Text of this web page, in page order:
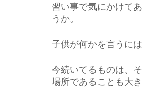
習い事で気にかけて
うか。
子供が何かを言うに
今続いてるものは、
場所であることも大き